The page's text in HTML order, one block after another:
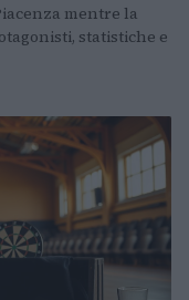
mentre la
statistiche e